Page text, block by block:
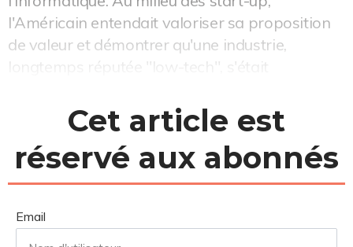
l'Américain entendait valoriser sa proposition
de valeur et démontrer qu'une industrie,
longtemps réputée "low-tech", s'était
Cet article est
réservé aux abonnés
Email